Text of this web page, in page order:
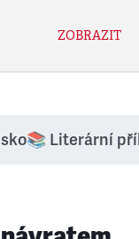
ZOBRAZIT
📚 Literární